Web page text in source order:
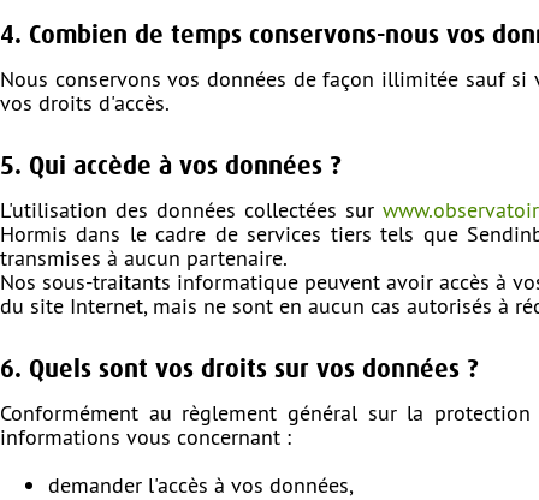
4. Combien de temps conservons-nous vos
Nous conservons vos données de façon illimitée sauf
vos droits d'accès.
5. Qui accède à vos données ?
L'utilisation des données collectées sur
Hormis dans le cadre de services tiers tels que
transmises à aucun partenaire.
Nos sous-traitants informatique peuvent avoir accès à
du site Internet, mais ne sont en aucun cas autorisés à
6. Quels sont vos droits sur vos données ?
Conformément au règlement général sur la
informations vous concernant :
demander l'accès à vos données,